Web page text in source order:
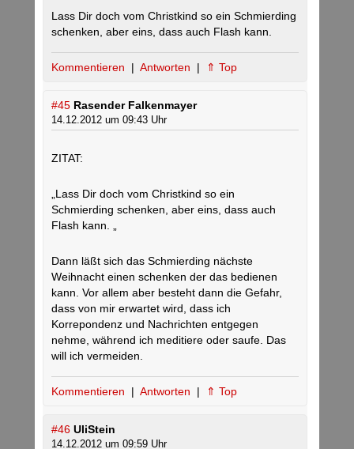
Lass Dir doch vom Christkind so ein Schmierding
schenken, aber eins, dass auch Flash kann.
Kommentieren | Antworten | ⇑ Top
#45 Rasender Falkenmayer
14.12.2012 um 09:43 Uhr
ZITAT:
„Lass Dir doch vom Christkind so ein
Schmierding schenken, aber eins, dass auch
Flash kann. „
Dann läßt sich das Schmierding nächste
Weihnacht einen schenken der das bedienen
kann. Vor allem aber besteht dann die Gefahr,
dass von mir erwartet wird, dass ich
Korrepondenz und Nachrichten entgegen
nehme, während ich meditiere oder saufe. Das
will ich vermeiden.
Kommentieren | Antworten | ⇑ Top
#46 UliStein
14.12.2012 um 09:59 Uhr